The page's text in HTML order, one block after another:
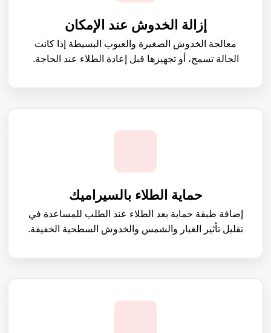
إزالة الخدوش عند الإمكان
معالجة الخدوش الصغيرة والعيوب البسيطة إذا كانت
الحالة تسمح، أو تجهيزها قبل إعادة الطلاء عند الحاجة.
حماية الطلاء بالسيراميك
إضافة طبقة حماية بعد الطلاء عند الطلب للمساعدة في
تقليل تأثير الغبار والشمس والخدوش السطحية الخفيفة.